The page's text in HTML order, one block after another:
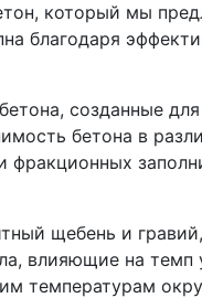
который мы
благодаря
созданные
бетона в
щебень и
влияющие на темп
температурам